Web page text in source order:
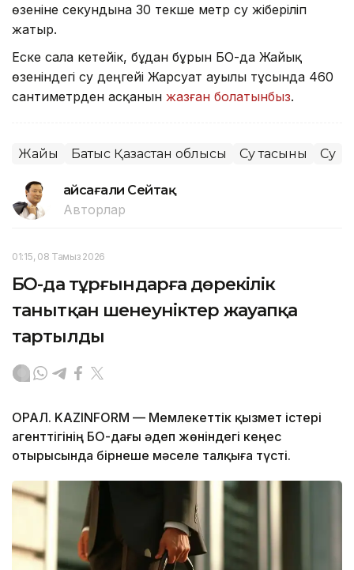
өзеніне секундына 30 текше метр су жіберіліп
жатыр.
Еске сала кетейік, бұдан бұрын БҚО-да Жайық
өзеніндегі су деңгейі Жарсуат ауылы тұсында 460
сантиметрден асқанын жазған болатынбыз.
Жайық Батыс Қазақстан облысы Су тасқыны Су
Ғайсағали Сейтақ
Авторлар
01:15, 08 Тамыз 2026
БҚО-да тұрғындарға дөрекілік
танытқан шенеуніктер жауапқа
тартылды
ОРАЛ. KAZINFORM — Мемлекеттік қызмет істері
агенттігінің БҚО-дағы әдеп жөніндегі кеңес
отырысында бірнеше мәселе талқыға түсті.